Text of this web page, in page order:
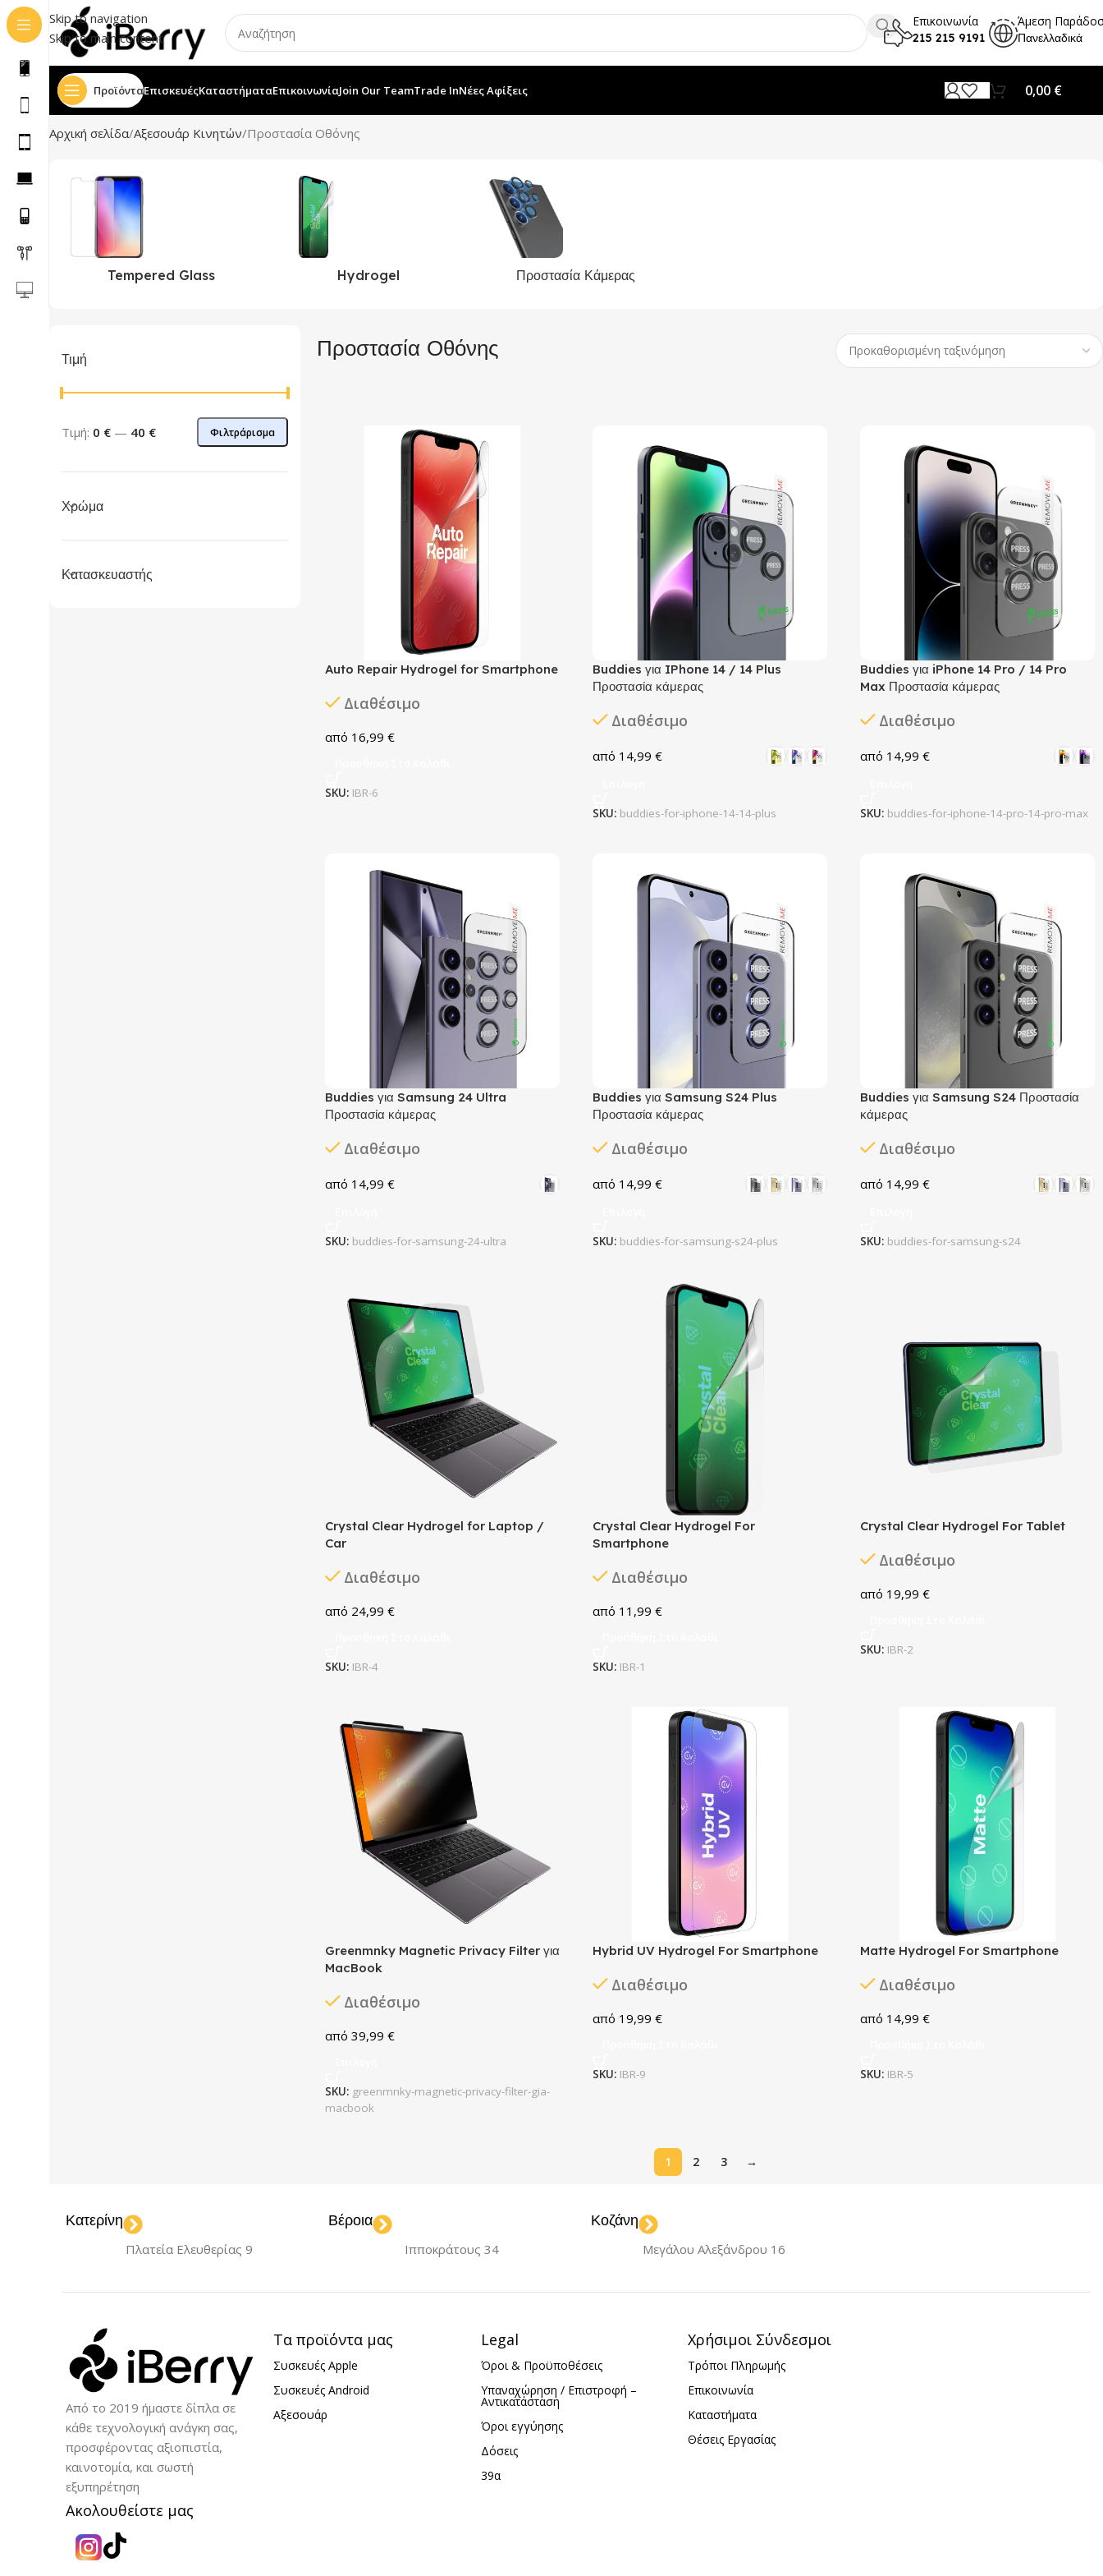
Skip to navigation
Skip to main content
Επικοινωνία
215 215 9191
Άμεση
Πανελλαδικά
ΠροϊόνταΕπισκευέςΚαταστήματαΕπικοινωνίαJoin Our TeamTrade InΝέες Αφίξεις 0,00 €
Αρχική σελίδα Αξεσουάρ Κινητών Προστασία Οθόνης
Tempered Glass Hydrogel Προστασία Κάμερας
Τιμή
Φιλτράρισμα
Τιμή: 0 € — 40 €
Χρώμα
Κατασκευαστής
Προστασία Οθόνης
Auto Repair Hydrogel for Smartphone
Διαθέσιμο
16,99 €
SKU: IBR-6
Buddies για IPhone 14 / 14 Plus
Προστασία κάμερας
Διαθέσιμο
14,99 €
SKU: buddies-for-iphone-14-14-plus
Buddies για iPhone 14 Pro / 14 Pro
Max Προστασία κάμερας
Διαθέσιμο
14,99 €
SKU: buddies-for-iphone-14-pro-14-pro-max
Buddies για Samsung 24 Ultra
Προστασία κάμερας
Διαθέσιμο
14,99 €
SKU: buddies-for-samsung-24-ultra
Buddies για Samsung S24 Plus
Προστασία κάμερας
Διαθέσιμο
14,99 €
SKU: buddies-for-samsung-s24-plus
Buddies για Samsung S24 Προστασία
κάμερας
Διαθέσιμο
14,99 €
SKU: buddies-for-samsung-s24
Crystal Clear Hydrogel for Laptop /
Car
Διαθέσιμο
24,99 €
SKU: IBR-4
Crystal Clear Hydrogel For
Smartphone
Διαθέσιμο
11,99 €
SKU: IBR-1
Crystal Clear Hydrogel For Tablet
Διαθέσιμο
19,99 €
SKU: IBR-2
Greenmnky Magnetic Privacy Filter για
MacBook
Διαθέσιμο
39,99 €
SKU: greenmnky-magnetic-privacy-filter-gia-
macbook
Hybrid UV Hydrogel For Smartphone
Διαθέσιμο
19,99 €
SKU: IBR-9
Matte Hydrogel For Smartphone
Διαθέσιμο
14,99 €
SKU: IBR-5
1 2 3 →
Κατερίνη
Πλατεία Ελευθερίας 9
Βέροια
Ιπποκράτους 34
Κοζάνη
Μεγάλου Αλεξάνδρου 16
Από το 2019 ήμαστε δίπλα σε
κάθε τεχνολογική ανάγκη σας,
προσφέροντας αξιοπιστία,
καινοτομία, και σωστή
εξυπηρέτηση
Ακολουθείστε μας
Τα προϊόντα μας
Συσκευές Apple
Συσκευές Android
Αξεσουάρ
Legal
Όροι & Προϋποθέσεις
Υπαναχώρηση / Επιστροφή –
Αντικατάσταση
Όροι εγγύησης
Δόσεις
39α
Χρήσιμοι Σύνδεσμοι
Τρόποι Πληρωμής
Επικοινωνία
Καταστήματα
Θέσεις Εργασίας